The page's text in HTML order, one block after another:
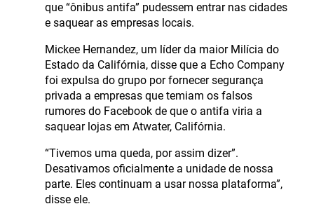
que “ônibus antifa” pudessem entrar nas cidades
e saquear as empresas locais.
Mickee Hernandez, um líder da maior Milícia do
Estado da Califórnia, disse que a Echo Company
foi expulsa do grupo por fornecer segurança
privada a empresas que temiam os falsos
rumores do Facebook de que o antifa viria a
saquear lojas em Atwater, Califórnia.
“Tivemos uma queda, por assim dizer”.
Desativamos oficialmente a unidade de nossa
parte. Eles continuam a usar nossa plataforma”,
disse ele.